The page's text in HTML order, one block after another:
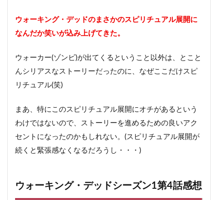
ウォーキング・デッドのまさかのスピリチュアル展開に
なんだか笑いが込み上げてきた。
ウォーカー(ゾンビ)が出てくるということ以外は、とこと
んシリアスなストーリーだったのに、なぜここだけスピ
リチュアル(笑)
まあ、特にこのスピリチュアル展開にオチがあるという
わけではないので、ストーリーを進めるための良いアク
セントになったのかもしれない。(スピリチュアル展開が
続くと緊張感なくなるだろうし・・・)
ウォーキング・デッドシーズン1第4話感想